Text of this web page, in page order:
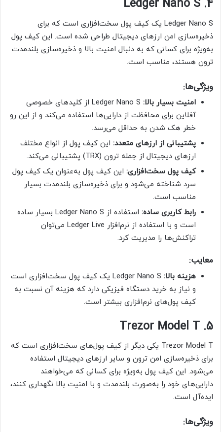
4. Ledger Nano S
Ledger Nano S یک کیف پول سخت‌افزاری است که برای
ذخیره‌سازی امن ارزهای دیجیتال طراحی شده است. این کیف پول
به‌ویژه برای کسانی که به دنبال امنیت بالا و ذخیره‌سازی بلندمدت
ترون هستند، مناسب است.
ویژگی‌ها:
امنیت بسیار بالا:
Ledger Nano S از کلیدهای خصوصی
آفلاین برای محافظت از دارایی‌ها استفاده می‌کند و از این رو
خطر هک شدن به حداقل می‌رسد.
پشتیبانی از ارزهای متعدد: این کیف پول از انواع مختلف
ارزهای دیجیتال از جمله ترون (TRX) پشتیبانی می‌کند.
کیف پول سخت‌افزاری: این کیف پول به‌عنوان یک کیف پول
سرد شناخته می‌شود و برای ذخیره‌سازی بلندمدت بسیار
مناسب است.
رابط کاربری ساده:
استفاده از Ledger Nano S بسیار ساده
است و با استفاده از نرم‌افزار Ledger Live می‌توان
تراکنش‌ها را مدیریت کرد.
معایب:
هزینه بالا:
Ledger Nano S یک کیف پول سخت‌افزاری است
و نیاز به خرید دستگاه فیزیکی دارد که هزینه آن نسبت به
کیف پول‌های نرم‌افزاری بیشتر است.
5. Trezor Model T
Trezor Model T یکی دیگر از کیف پول‌های سخت‌افزاری است که
برای ذخیره‌سازی امن ترون و سایر ارزهای دیجیتال استفاده
می‌شود. این کیف پول به‌ویژه برای کسانی که می‌خواهند
دارایی‌های خود را به‌صورت بلندمدت و با امنیت بالا نگهداری کنند،
ایده‌آل است.
ویژگی‌ها: